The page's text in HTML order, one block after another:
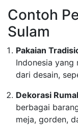
Contoh
Sulam
Pakaian
Indonesia yang
dari desain,
Dekorasi
berbagai
meja, gorden,